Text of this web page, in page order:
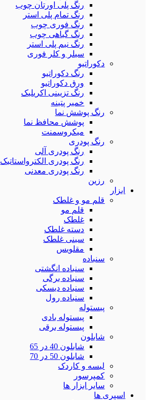
رنگ پلی اورتان چوب
رنگ تمام پلی استر
رنگ فوری چوب
رنگ گیاهی چوب
رنگ نیم پلی استر
سیلر و کلر فوری
دکوراتیو
رنگ دکوراتیو
ورق دکوراتیو
رنگ تزیینی اکریلیک
خمیر پتینه
رنگ پوشش نما
پوشش محافظ نما
میکروسمنت
رنگ پودری
رنگ پودری آلی
رنگ پودری الکترواستاتیک
رنگ پودری معدنی
رزین
ابزار
قلم مو و غلطک
قلم مو
غلطک
دسته غلطک
سینی غلطک
مقلویس
سنباده
سنباده انگشتی
سنباده برگی
سنباده دیسکی
سنباده رول
پیستوله
پیستوله بادی
پیستوله برقی
شابلون
شابلون 40 در 65
شابلون 50 در 70
لیسه و کاردک
کمپرسور
سایر ابزار ها
اسپری ها